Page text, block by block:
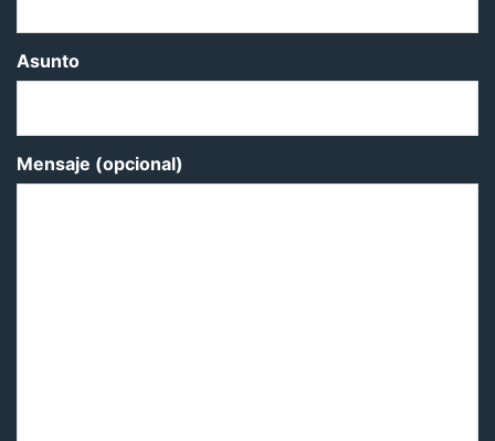
Asunto
Mensaje (opcional)